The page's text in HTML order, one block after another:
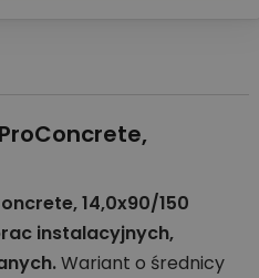
14,0x90/150
instalacyjnych,
Wariant o średnicy